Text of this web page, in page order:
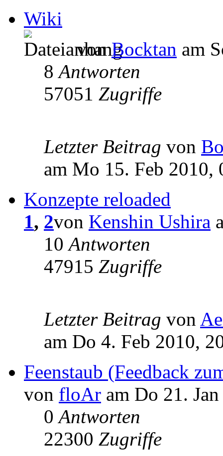
Wiki
vonBocktan am
8Antworten
57051 Zugriffe
Letzter Beitrag von
am Mo 15. Feb 2010,
Konzepte reloaded
1, 2von Kenshin Ushira
10Antworten
47915 Zugriffe
Letzter Beitrag von
am Do 4. Feb 2010,
Feenstaub (Feedback
von floAr am Do 21.
0Antworten
22300 Zugriffe